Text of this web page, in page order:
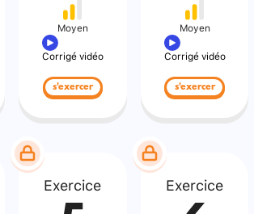
Moyen
Corrigé vidéo
s'exercer
Moyen
Corrigé vidéo
s'exercer
Exercice Exercice